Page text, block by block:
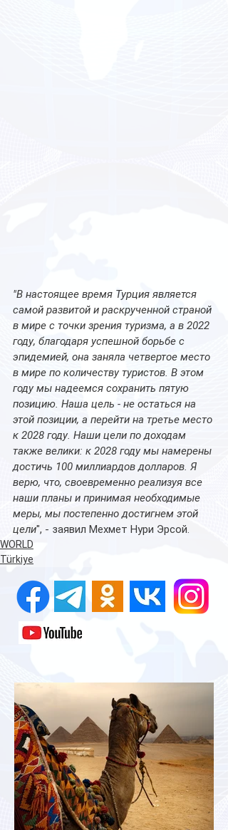
"В настоящее время Турция является
самой развитой и раскрученной страной
в мире с точки зрения туризма, а в 2022
году, благодаря успешной борьбе с
эпидемией, она заняла четвертое место
в мире по количеству туристов. В этом
году мы надеемся сохранить пятую
позицию. Наша цель - не остаться на
этой позиции, а перейти на третье место
к 2028 году. Наши цели по доходам
также велики: к 2028 году мы намерены
достичь 100 миллиардов долларов. Я
верю, что, своевременно реализуя все
наши планы и принимая необходимые
меры, мы постепенно достигнем этой
цели", - заявил Мехмет Нури Эрсой.
WORLD
Türkiye